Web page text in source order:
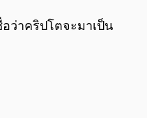
อว่าคริปโตจะมาเป็น